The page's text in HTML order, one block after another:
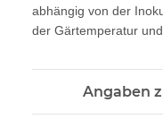
abhängig von der
der Gärtemperatur
Angaben